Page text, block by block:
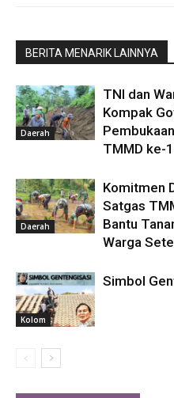
BERITA MENARIK LAINNYA
Daerah
TNI dan
Kompak
TMMD ke-
Daerah
Komitmen
Satgas
Bantu
Warga
Kolom
Simbol